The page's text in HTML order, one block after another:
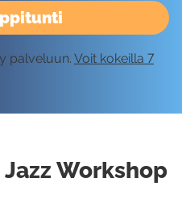
palveluun. Voit kokeilla 7
Workshop